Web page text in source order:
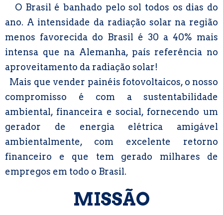
O Brasil é banhado pelo sol todos os dias do
ano. A intensidade da radiação solar na região
menos favorecida do Brasil é 30 a 40% mais
intensa que na Alemanha, país referência no
aproveitamento da radiação solar!
Mais que vender painéis fotovoltaicos, o nosso
compromisso é com a sustentabilidade
ambiental, financeira e social, fornecendo um
gerador de energia elétrica amigável
ambientalmente, com excelente retorno
financeiro e que tem gerado milhares de
empregos em todo o Brasil.
MISSÃO